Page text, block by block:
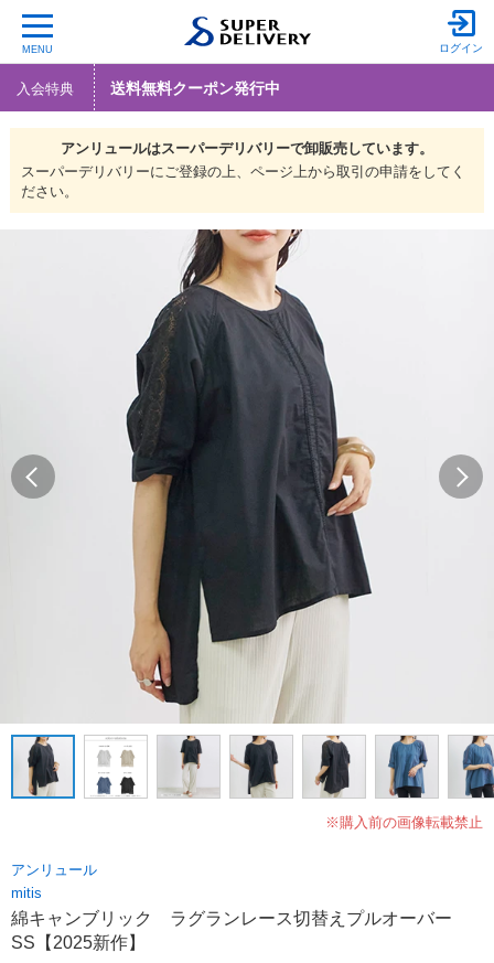
MENU ログイン
入会特典 送料無料クーポン発行中
アンリュールはスーパーデリバリーで卸販売しています。
スーパーデリバリーにご登録の上、ページ上から取引の申請をしてく
ださい。
※購入前の画像転載禁止
アンリュール
mitis
綿キャンブリック ラグランレース切替えプルオーバー
SS【2025新作】